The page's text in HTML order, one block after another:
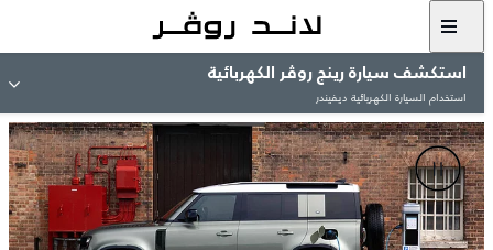
استكشف سيارة رينج روڤر الكهربائية
استخدام السيارة الكهربائية ديفيندر